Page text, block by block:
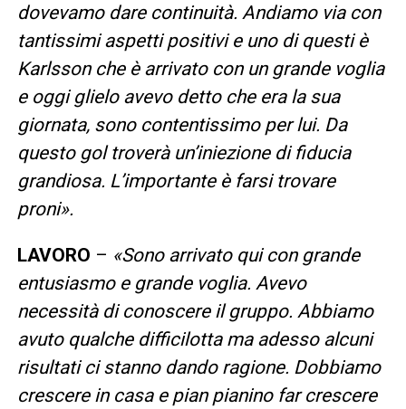
dovevamo dare continuità. Andiamo via con
tantissimi aspetti positivi e uno di questi è
Karlsson che è arrivato con un grande voglia
e oggi glielo avevo detto che era la sua
giornata, sono contentissimo per lui. Da
questo gol troverà un’iniezione di fiducia
grandiosa. L’importante è farsi trovare
proni».
LAVORO – «Sono arrivato qui con grande
entusiasmo e grande voglia. Avevo
necessità di conoscere il gruppo. Abbiamo
avuto qualche difficilotta ma adesso alcuni
risultati ci stanno dando ragione. Dobbiamo
crescere in casa e pian pianino far crescere